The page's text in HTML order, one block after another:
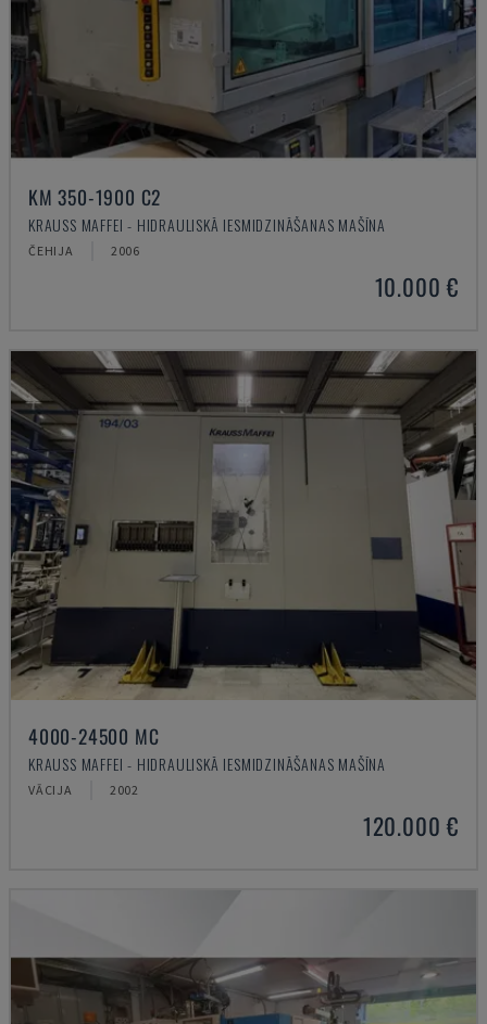
KM 350-1900 C2
KRAUSS MAFFEI - HIDRAULISKĀ IESMIDZINĀŠANAS MAŠĪNA
ČEHIJA 2006
10.000 €
4000-24500 MC
KRAUSS MAFFEI - HIDRAULISKĀ IESMIDZINĀŠANAS MAŠĪNA
VĀCIJA 2002
120.000 €